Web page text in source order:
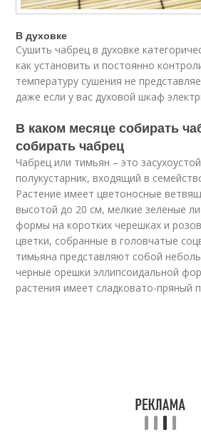
В духовке
Сушить чабрец в духовке
как установить и постоянно
температуру сушения не
даже если у вас духовой шкаф
В каком месяце собирать
собирать чабрец
Чабрец или тимьян – это
полукустарник, входящий в
Растение имеет цветоносные
высотой до 20 см, мелкие зеленые
формы на коротких черешках и
цветки, собранные в головчатые
тимьяна представляют собой
черные орешки эллипсоидальной
растения имеет сладковато-пряный